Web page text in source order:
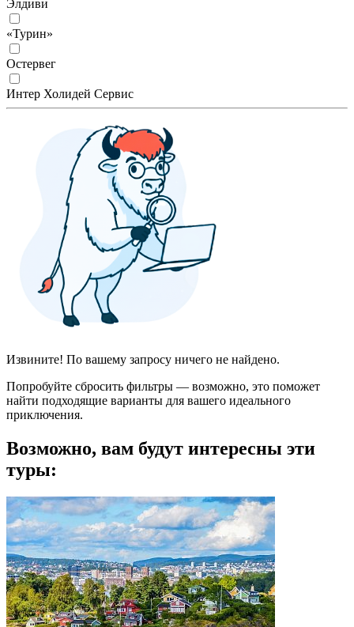
Элдиви
«Турин»
Остервег
Интер Холидей Сервис
Извините! По вашему запросу ничего не найдено.
Попробуйте сбросить фильтры — возможно, это поможет
найти подходящие варианты для вашего идеального
приключения.
Возможно, вам будут интересны эти
туры: